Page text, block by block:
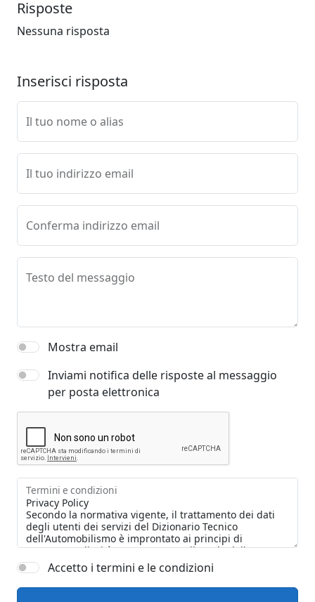
Risposte
Nessuna risposta
Inserisci risposta
Il tuo nome o alias
Il tuo indirizzo email
Conferma indirizzo email
Testo del messaggio
Mostra email
Inviami notifica delle risposte al messaggio
per posta elettronica
Termini e condizioni
Accetto i termini e le condizioni